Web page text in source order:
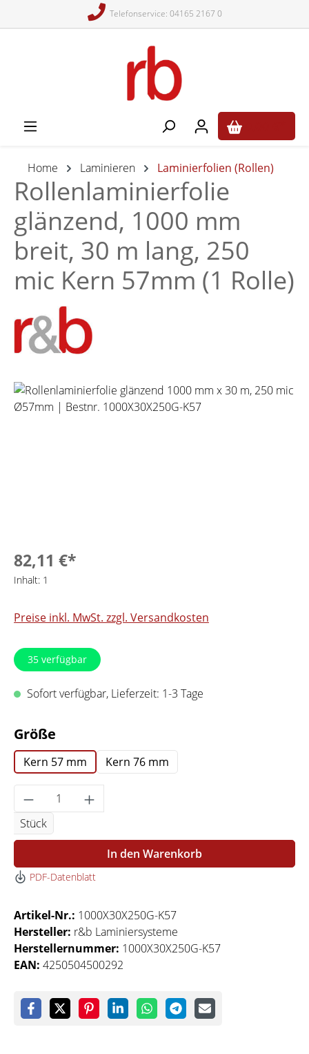
Telefonservice: 04165 2167 0
Home Laminieren Laminierfolien (Rollen)
Rollenlaminierfolie
glänzend, 1000 mm
breit, 30 m lang, 250
mic Kern 57mm (1 Rolle)
Bildergalerie überspringen
82,11 €*
Inhalt: 1
Preise inkl. MwSt. zzgl. Versandkosten
35 verfügbar
Sofort verfügbar, Lieferzeit: 1-3 Tage
Größe
Kern 57 mm Kern 76 mm
Produkt Anzahl: Gib den gewünschten
Stück
In den Warenkorb
PDF-Datenblatt
Artikel-Nr.: 1000X30X250G-K57
Hersteller: r&b Laminiersysteme
Herstellernummer: 1000X30X250G-K57
EAN: 4250504500292